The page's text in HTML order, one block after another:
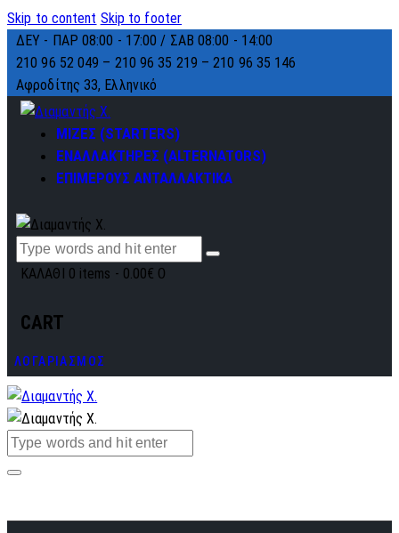
Skip to content Skip to footer
ΔΕΥ - ΠΑΡ 08:00 - 17:00 / ΣΑΒ 08:00 - 14:00
210 96 52 049 – 210 96 35 219 –210 96 35 146
Αφροδίτης 33, Ελληνικό
ΜΙΖΕΣ (STARTERS)
ΕΝΑΛΛΑΚΤΗΡΕΣ (ALTERNATORS)
ΕΠΙΜΕΡΟΥΣ ΑΝΤΑΛΛΑΚΤΙΚΑ
ΚΑΛΑΘΙ 0 items - 0.00€ 0
CART
ΛΟΓΑΡΙΑΣΜΟΣ